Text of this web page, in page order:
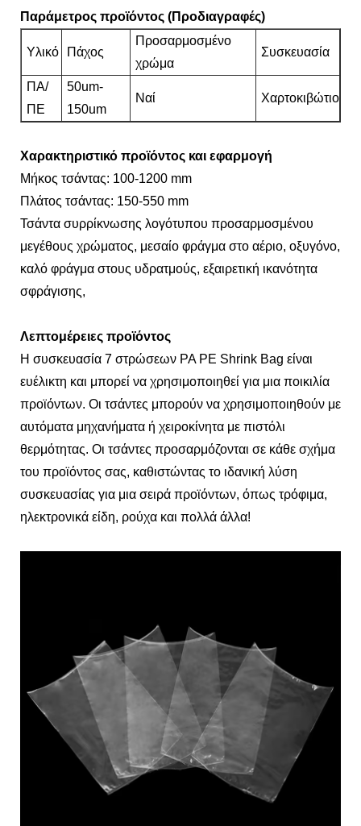
Παράμετρος προϊόντος (Προδιαγραφές)
Υλικό Πάχος
Προσαρμοσμένο
χρώμα
Συσκευασία
ΠΑ/
ΠΕ
50um-
150um
Ναί Χαρτοκιβώτιο
Χαρακτηριστικό προϊόντος και εφαρμογή
Μήκος τσάντας: 100-1200 mm
Πλάτος τσάντας: 150-550 mm
Τσάντα συρρίκνωσης λογότυπου προσαρμοσμένου
μεγέθους χρώματος, μεσαίο φράγμα στο αέριο, οξυγόνο,
καλό φράγμα στους υδρατμούς, εξαιρετική ικανότητα
σφράγισης,
Λεπτομέρειες προϊόντος
Η συσκευασία 7 στρώσεων PA PE Shrink Bag είναι
ευέλικτη και μπορεί να χρησιμοποιηθεί για μια ποικιλία
προϊόντων. Οι τσάντες μπορούν να χρησιμοποιηθούν με
αυτόματα μηχανήματα ή χειροκίνητα με πιστόλι
θερμότητας. Οι τσάντες προσαρμόζονται σε κάθε σχήμα
του προϊόντος σας, καθιστώντας το ιδανική λύση
συσκευασίας για μια σειρά προϊόντων, όπως τρόφιμα,
ηλεκτρονικά είδη, ρούχα και πολλά άλλα!